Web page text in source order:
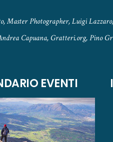
Master Photographer, Luigi
Capuana, Gratteri.org, Pino
EVENTI